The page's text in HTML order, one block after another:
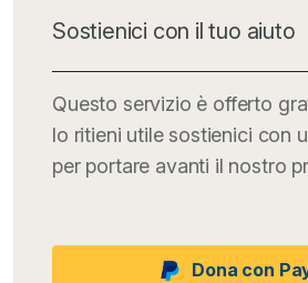
Sostienici con il tuo aiuto
Questo servizio è offerto
lo ritieni utile sostienici con
per portare avanti il nostro
Dona con